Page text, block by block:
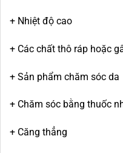
+ Nhiệt độ cao
+ Các chất thô ráp hoặc
+ Sản phẩm chăm sóc da
+ Chăm sóc bằng thuốc
+ Căng thẳng